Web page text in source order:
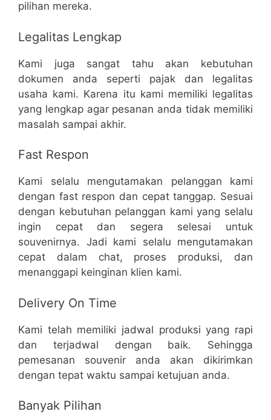
pilihan mereka.
Legalitas Lengkap
Kami juga sangat tahu akan kebutuhan
dokumen anda seperti pajak dan legalitas
usaha kami. Karena itu kami memiliki legalitas
yang lengkap agar pesanan anda tidak memiliki
masalah sampai akhir.
Fast Respon
Kami selalu mengutamakan pelanggan kami
dengan fast respon dan cepat tanggap. Sesuai
dengan kebutuhan pelanggan kami yang selalu
ingin cepat dan segera selesai untuk
souvenirnya. Jadi kami selalu mengutamakan
cepat dalam chat, proses produksi, dan
menanggapi keinginan klien kami.
Delivery On Time
Kami telah memiliki jadwal produksi yang rapi
dan terjadwal dengan baik. Sehingga
pemesanan souvenir anda akan dikirimkan
dengan tepat waktu sampai ketujuan anda.
Banyak Pilihan